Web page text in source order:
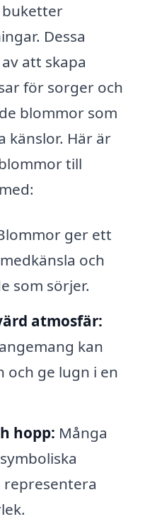
Dessa
att skapa
för sorger och
blommor som
känslor. Här är
till
ger ett
och
som sörjer.
atmosfär:
kan
och ge lugn i en
hopp: Många
representera